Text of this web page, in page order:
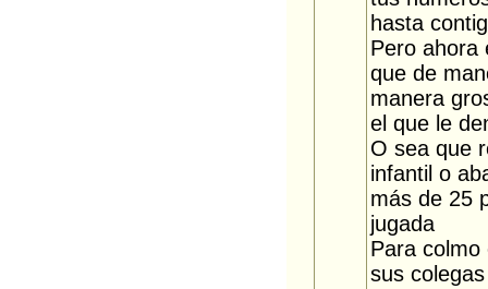
hasta
Pero ahora
que de
manera
el que le
O sea que
infantil o
más de 25
jugada
Para
sus